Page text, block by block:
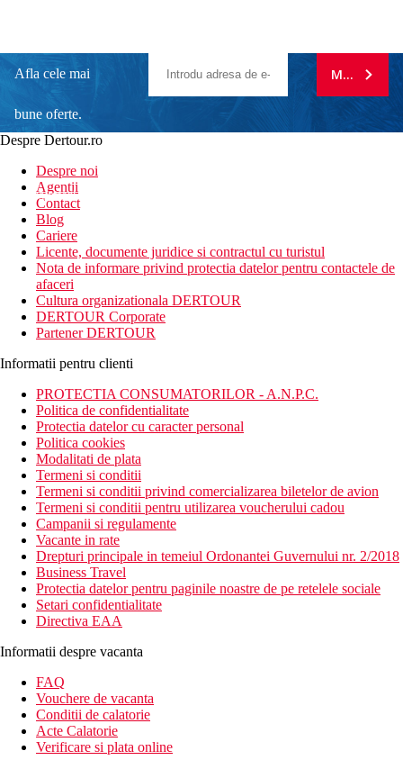
Afla cele mai
bune oferte.
newsletter!
MA
Despre Dertour.ro
Despre noi
Agentii
Contact
Blog
Cariere
Licente, documente juridice si contractul cu turistul
Nota de informare privind protectia datelor pentru contactele de
afaceri
Cultura organizationala DERTOUR
DERTOUR Corporate
Partener DERTOUR
Informatii pentru clienti
PROTECTIA CONSUMATORILOR - A.N.P.C.
Politica de confidentialitate
Protectia datelor cu caracter personal
Politica cookies
Modalitati de plata
Termeni si conditii
Termeni si conditii privind comercializarea biletelor de avion
Termeni si conditii pentru utilizarea voucherului cadou
Campanii si regulamente
Vacante in rate
Drepturi principale in temeiul Ordonantei Guvernului nr. 2/2018
Business Travel
Protectia datelor pentru paginile noastre de pe retelele sociale
Setari confidentialitate
Directiva EAA
Informatii despre vacanta
FAQ
Vouchere de vacanta
Conditii de calatorie
Acte Calatorie
Verificare si plata online